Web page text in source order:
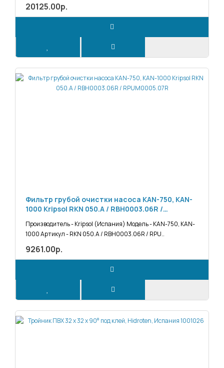
20125.00р.
Фильтр грубой очистки насоса KAN-750, KAN-
1000 Kripsol RKN 050.A / RBH0003.06R /
Производитель - Kripsol (Испания) Модель - KAN-750, KAN-
1000 Артикул - RKN 050.A / RBH0003.06R / RPU..
9261.00р.